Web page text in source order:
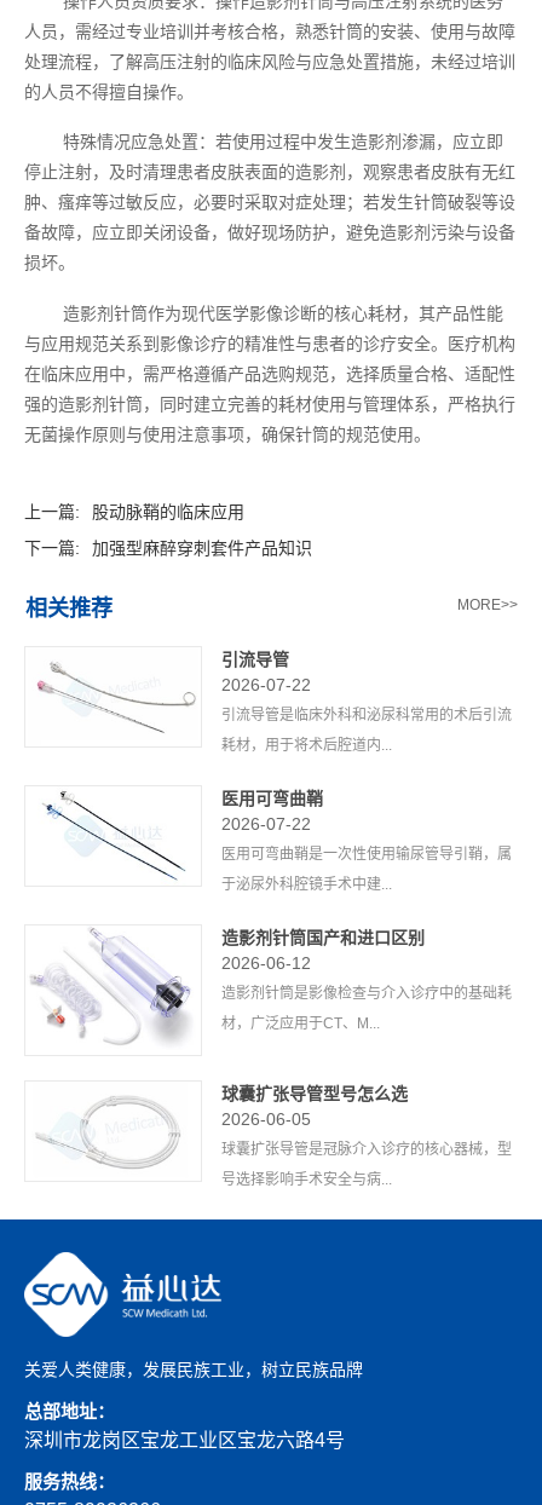
人员，需经过专业培训并考核合格，熟悉针筒的安装、使用与故障
处理流程，了解高压注射的临床风险与应急处置措施，未经过培训
的人员不得擅自操作。
特殊情况应急处置：若使用过程中发生造影剂渗漏，应立即
停止注射，及时清理患者皮肤表面的造影剂，观察患者皮肤有无红
肿、瘙痒等过敏反应，必要时采取对症处理；若发生针筒破裂等设
备故障，应立即关闭设备，做好现场防护，避免造影剂污染与设备
损坏。
造影剂针筒作为现代医学影像诊断的核心耗材，其产品性能
与应用规范关系到影像诊疗的精准性与患者的诊疗安全。医疗机构
在临床应用中，需严格遵循产品选购规范，选择质量合格、适配性
强的造影剂针筒，同时建立完善的耗材使用与管理体系，严格执行
无菌操作原则与使用注意事项，确保针筒的规范使用。
上一篇:
股动脉鞘的临床应用
下一篇:
加强型麻醉穿刺套件产品知识
相关推荐 MORE>>
引流导管
2026-07-22
引流导管是临床外科和泌尿科常用的术后引流
耗材，用于将术后腔道内...
医用可弯曲鞘
2026-07-22
医用可弯曲鞘是一次性使用输尿管导引鞘，属
于泌尿外科腔镜手术中建...
造影剂针筒国产和进口区别
2026-06-12
造影剂针筒是影像检查与介入诊疗中的基础耗
材，广泛应用于CT、M...
球囊扩张导管型号怎么选
2026-06-05
球囊扩张导管是冠脉介入诊疗的核心器械，型
号选择影响手术安全与病...
关爱人类健康，发展民族工业，树立民族品牌
总部地址：
深圳市龙岗区宝龙工业区宝龙六路4号
服务热线：